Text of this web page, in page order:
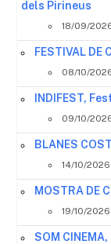
dels Pirineus
18/09/
FESTIVAL DE
08/10/
INDIFEST,
09/10/
BLANES
14/10/2026
MOSTRA DE
19/10/
SOM